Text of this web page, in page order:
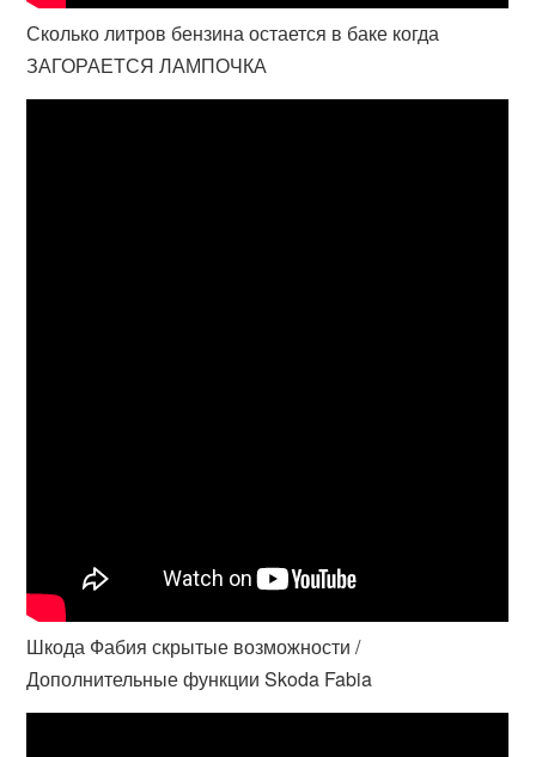
Сколько литров бензина остается в баке когда
ЗАГОРАЕТСЯ ЛАМПОЧКА
Шкода Фабия скрытые возможности /
Дополнительные функции Skoda Fabia